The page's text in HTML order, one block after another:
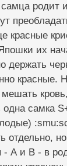
родит
красные
их
держать
красные.
мешать
самка
отдельно,
А и В - в